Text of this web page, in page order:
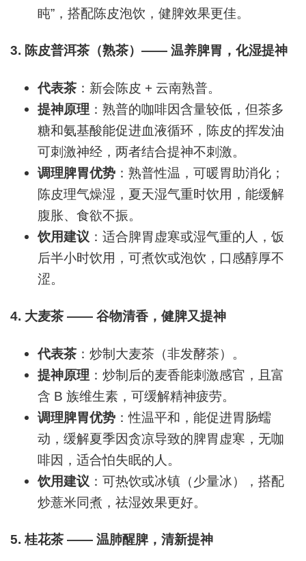
盹”，搭配陈皮泡饮，健脾效果更佳。
3. 陈皮普洱茶（熟茶）—— 温养脾胃，化湿提神
代表茶 ：新会陈皮 + 云南熟普。
提神原理 ：熟普的咖啡因含量较低，但茶多
糖和氨基酸能促进血液循环，陈皮的挥发油
可刺激神经，两者结合提神不刺激。
调理脾胃优势 ：熟普性温，可暖胃助消化；
陈皮理气燥湿，夏天湿气重时饮用，能缓解
腹胀、食欲不振。
饮用建议 ：适合脾胃虚寒或湿气重的人，饭
后半小时饮用，可煮饮或泡饮，口感醇厚不
涩。
4. 大麦茶 —— 谷物清香，健脾又提神
代表茶 ：炒制大麦茶（非发酵茶）。
提神原理 ：炒制后的麦香能刺激感官，且富
含 B 族维生素，可缓解精神疲劳。
调理脾胃优势 ：性温平和，能促进胃肠蠕
动，缓解夏季因贪凉导致的脾胃虚寒，无咖
啡因，适合怕失眠的人。
饮用建议 ：可热饮或冰镇（少量冰），搭配
炒薏米同煮，祛湿效果更好。
5. 桂花茶 —— 温肺醒脾，清新提神